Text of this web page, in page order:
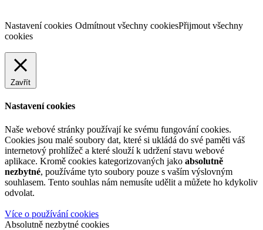
Nastavení cookies Odmítnout všechny cookiesPřijmout všechny
cookies
Zavřít
Nastavení cookies
Naše webové stránky používají ke svému fungování cookies.
Cookies jsou malé soubory dat, které si ukládá do své paměti váš
internetový prohlížeč a které slouží k udržení stavu webové
aplikace. Kromě cookies kategorizovaných jako absolutně
nezbytné, používáme tyto soubory pouze s vaším výslovným
souhlasem. Tento souhlas nám nemusíte udělit a můžete ho kdykoliv
odvolat.
Více o používání cookies
Absolutně nezbytné cookies